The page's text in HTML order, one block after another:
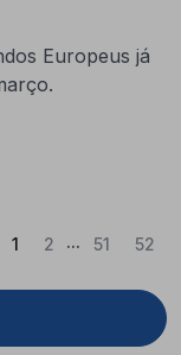
Europeus já
1 (Atual)
2 ... 51 52